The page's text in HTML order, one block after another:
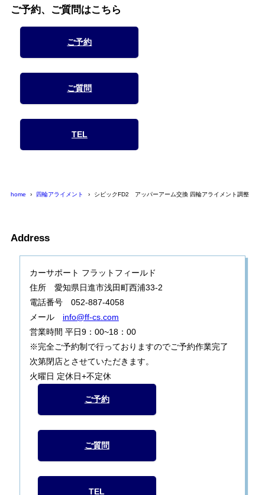
ご予約、ご質問はこちら
ご予約
ご質問
TEL
home 四輪アライメント シビックFD2 アッパーアーム交換 四輪アライメント調整
Address
カーサポート フラットフィールド
住所 愛知県日進市浅田町西浦33-2
電話番号 052-887-4058
メール info@ff-cs.com
営業時間 平日9：00~18：00
※完全ご予約制で行っておりますのでご予約作業完了
次第閉店とさせていただきます。
火曜日 定休日+不定休
ご予約
ご質問
TEL